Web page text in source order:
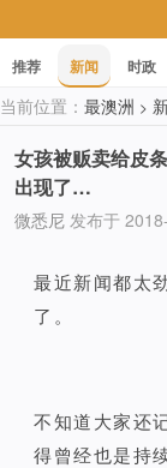
推荐 新闻 时政
科技
职场 美食
当前位置： 最澳洲 >
女孩被贩卖给皮
出现了…
微悉尼 发布于
最近新闻都太
了。
不知道大家还
得曾经也是持